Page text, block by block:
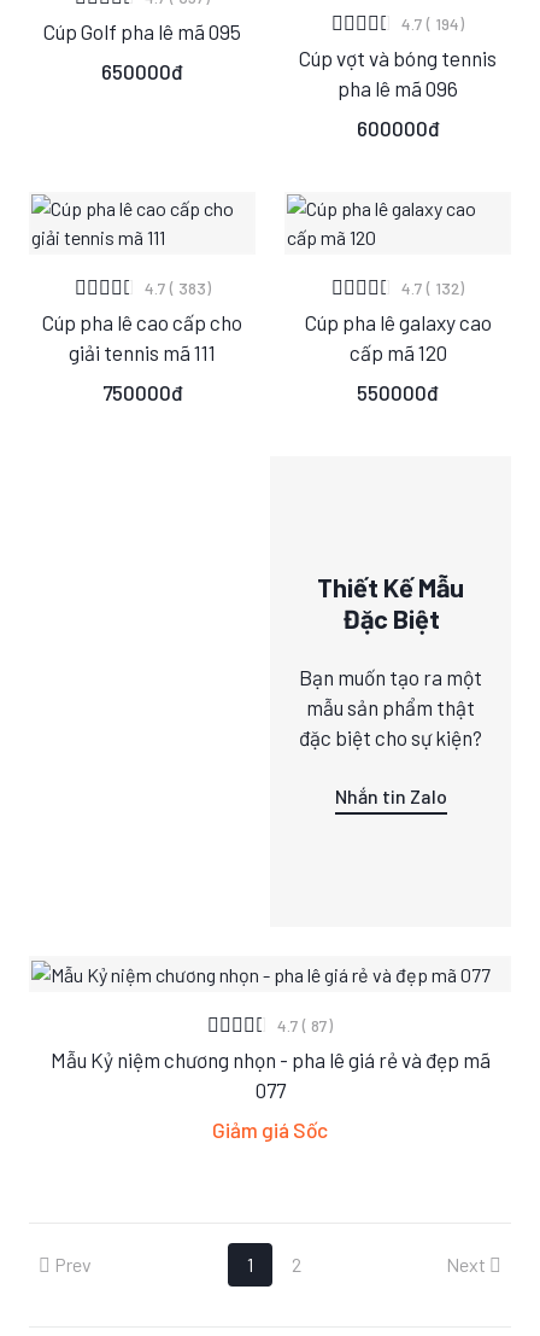
S M L
Cúp Golf pha lê mã 095
650000đ
XEM CHI TIẾT
S M L
4.7 ( 194)
Cúp vợt và bóng tennis
pha lê mã 096
600000đ
XEM CHI TIẾT
S M L
4.7 ( 383)
Cúp pha lê cao cấp cho
giải tennis mã 111
750000đ
XEM CHI TIẾT
S M L
4.7 ( 132)
Cúp pha lê galaxy cao
cấp mã 120
550000đ
Thiết Kế Mẫu
Đặc Biệt
Bạn muốn tạo ra một
mẫu sản phẩm thật
đặc biệt cho sự kiện?
Nhắn tin Zalo
XEM CHI TIẾT
S M L
4.7 ( 87)
Mẫu Kỷ niệm chương nhọn - pha lê giá rẻ và đẹp mã
077
Giảm giá Sốc
Prev 1 2 Next